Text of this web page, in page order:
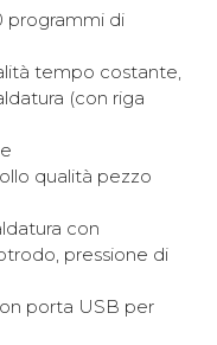
programmi di
tempo costante,
(con riga
qualità pezzo
con
pressione di
porta USB per